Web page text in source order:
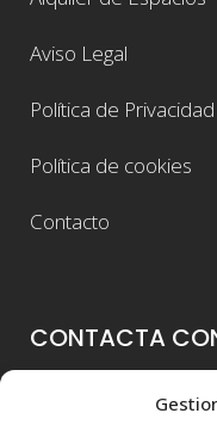
Aviso Legal
Política de Privacidad
Política de cookies
Contacto
CONTACTA
Colegio Guadalaviar